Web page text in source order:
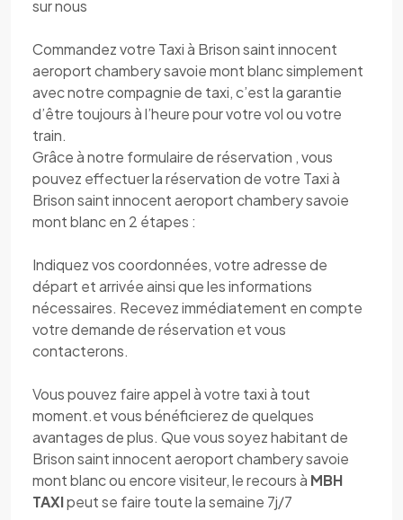
sur nous
Commandez votre Taxi à Brison saint innocent
aeroport chambery savoie mont blanc simplement
avec notre compagnie de taxi, c’est la garantie
d’être toujours à l’heure pour votre vol ou votre
train.
Grâce à notre formulaire de réservation , vous
pouvez effectuer la réservation de votre Taxi à
Brison saint innocent aeroport chambery savoie
mont blanc en 2 étapes :
Indiquez vos coordonnées, votre adresse de
départ et arrivée ainsi que les informations
nécessaires. Recevez immédiatement en compte
votre demande de réservation et vous
contacterons.
Vous pouvez faire appel à votre taxi à tout
moment.et vous bénéficierez de quelques
avantages de plus. Que vous soyez habitant de
Brison saint innocent aeroport chambery savoie
mont blanc ou encore visiteur, le recours à MBH
TAXIpeut se faire toute la semaine 7j/7